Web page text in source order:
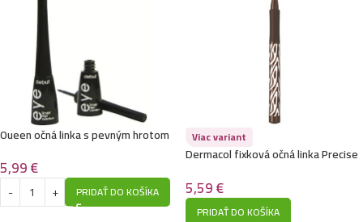
Oueen očná linka s pevným hrotom
5,99€
PRIDAŤ DO KOŠÍKA
Viac variant
Dermacol fixková očná linka Precise
5,59€
PRIDAŤ DO KOŠÍKA